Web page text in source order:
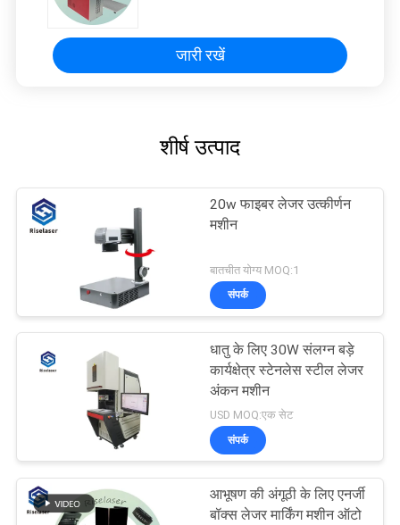
जारी रखें
शीर्ष उत्पाद
20w फाइबर लेजर उत्कीर्णन
मशीन
बातचीत योग्य MOQ:1
संपर्क
धातु के लिए 30W संलग्न बड़े
कार्यक्षेत्र स्टेनलेस स्टील लेजर
अंकन मशीन
USD MOQ:एक सेट
संपर्क
आभूषण की अंगूठी के लिए एनर्जी
बॉक्स लेजर मार्किंग मशीन ऑटो